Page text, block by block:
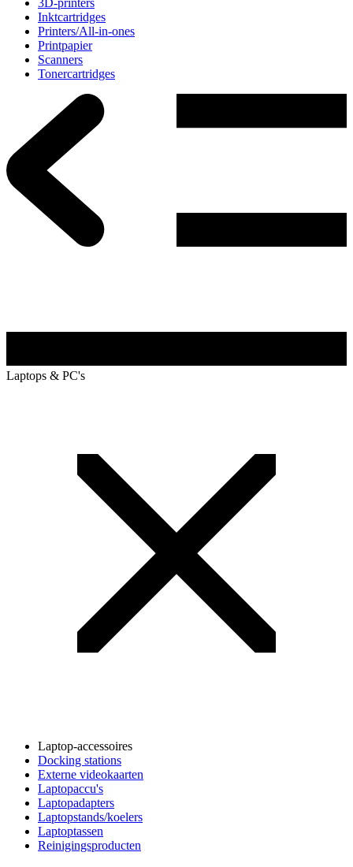
Inktcartridges
Printers/All-in-ones
Printpapier
Scanners
Tonercartridges
Laptops & PC's
Laptop-accessoires
Docking stations
Externe videokaarten
Laptopaccu's
Laptopadapters
Laptopstands/koelers
Laptoptassen
Reinigingsproducten